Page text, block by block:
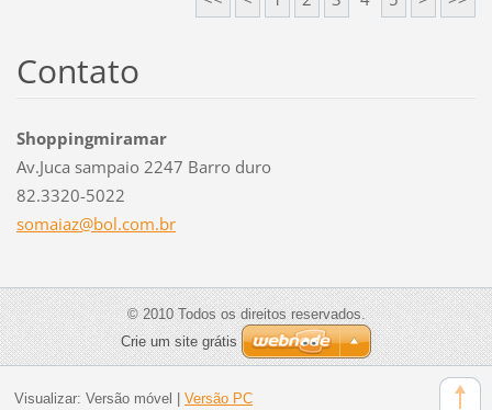
Contato
Shoppingmiramar
Av.Juca sampaio 2247 Barro duro
82.3320-5022
somaiaz@bol.com.br
© 2010 Todos os direitos reservados.
Crie um site grátis
Visualizar: Versão móvel Versão PC